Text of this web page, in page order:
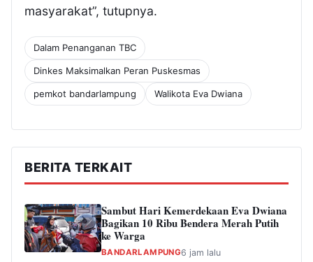
masyarakat”, tutupnya.
Dalam Penanganan TBC
Dinkes Maksimalkan Peran Puskesmas
pemkot bandarlampung Walikota Eva Dwiana
BERITA TERKAIT
Sambut Hari Kemerdekaan Eva Dwiana
Bagikan 10 Ribu Bendera Merah Putih
ke Warga
BANDARLAMPUNG6 jam lalu